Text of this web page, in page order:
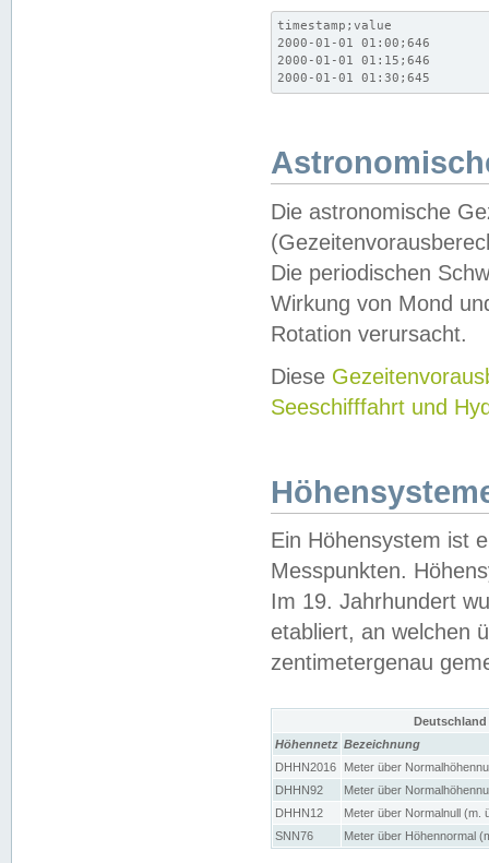
timestamp;value
2000-01-01 01:00;646
2000-01-01 01:15;646
2000-01-01 01:30;645
Die astronomische
Die periodischen
Wirkung von Mond
Rotation verursacht.
Diese
Seeschifffahrt und
Ein Höhensystem ist
Messpunkten.
Im 19. Jahrhundert
etabliert, an welchen
zentimetergenau
Höhennetz Bezeichnung
DHHN2016
Meter über
DHHN92
Meter über
DHHN12
Meter über Normalnull (m.
SNN76
Meter über Höhennormal